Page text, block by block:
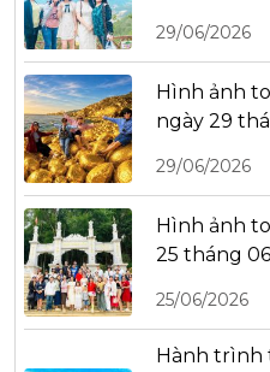
29/06/2026
Hình ảnh
ngày 29
29/06/2026
Hình ảnh
25 tháng
25/06/2026
Hành trình